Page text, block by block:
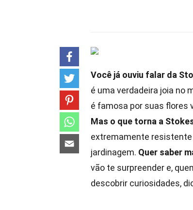
Você já ouviu falar da
é uma verdadeira joia no
é famosa por suas flores
Mas o que torna a
extremamente resistente
jardinagem. Quer saber
vão te surpreender e,
descobrir curiosidades,